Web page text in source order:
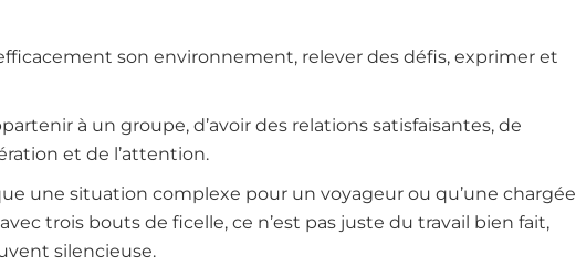
son environnement, relever des défis, exprimer et
à un groupe, d’avoir des relations satisfaisantes, de
et de l’attention.
une situation complexe pour un voyageur ou qu’une chargée
trois bouts de ficelle, ce n’est pas juste du travail bien fait,
silencieuse.